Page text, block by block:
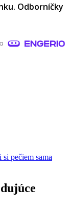
Odborníčky
pečiem sama